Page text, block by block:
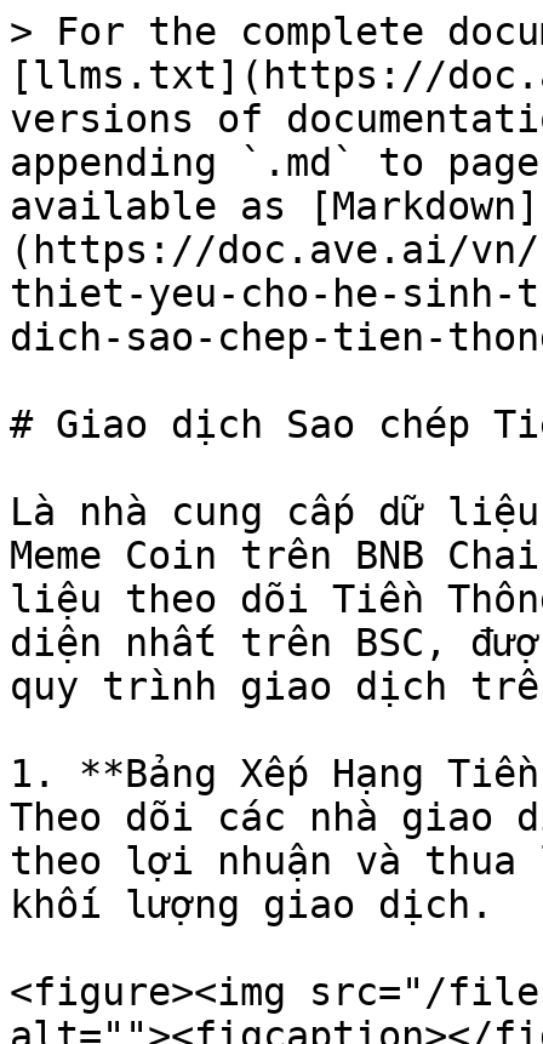
> For the complete
[llms.txt](https://
versions of
appending `.md` to
available as [Markdown]
(https://doc.ave.ai/vn/
thiet-yeu-cho-he-sinh-
dich-sao-chep-tien-
# Giao dịch Sao chép
Là nhà cung cấp dữ
Meme Coin trên BNB
liệu theo dõi Tiền
diện nhất trên BSC,
quy trình giao dịch
1. **Bảng Xếp Hạng
Theo dõi các nhà giao
theo lợi nhuận và
khối lượng giao dịch.
<figure><img src="/files/